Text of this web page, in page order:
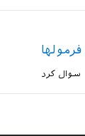
سوال کرد